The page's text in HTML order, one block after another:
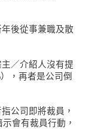
後從事兼職及散
／介紹人沒有提
，再者是公司倒
公司即將裁員，
會有裁員行動，